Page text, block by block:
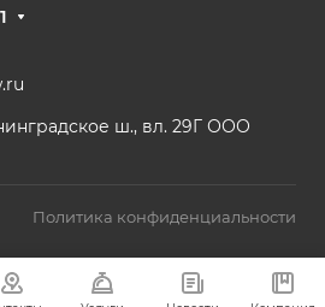
ш., вл. 29Г ООО
Политика конфиденциальности